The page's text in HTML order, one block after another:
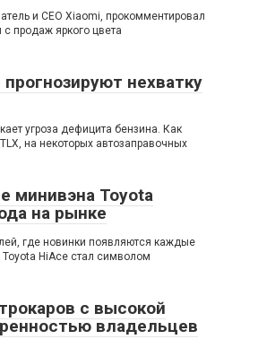
и CEO Xiaomi, прокомментировал
продаж яркого цвета
нехватку
угроза дефицита бензина. Как
на некоторых автозаправочных
минивэна Toyota
на рынке
где новинки появляются каждые
HiAce стал символом
с высокой
владельцев